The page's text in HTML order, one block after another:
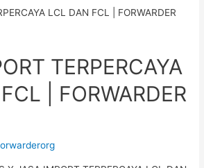
TERPERCAYA
| FORWARDER